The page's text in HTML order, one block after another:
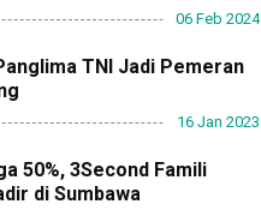
06 Feb 2024
TNI Jadi Pemeran
16 Jan 2023
50%, 3Second Famili
di Sumbawa